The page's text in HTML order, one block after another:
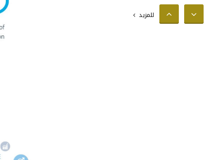
إعلان استقطاب محللين
إحصائيين للمزيد